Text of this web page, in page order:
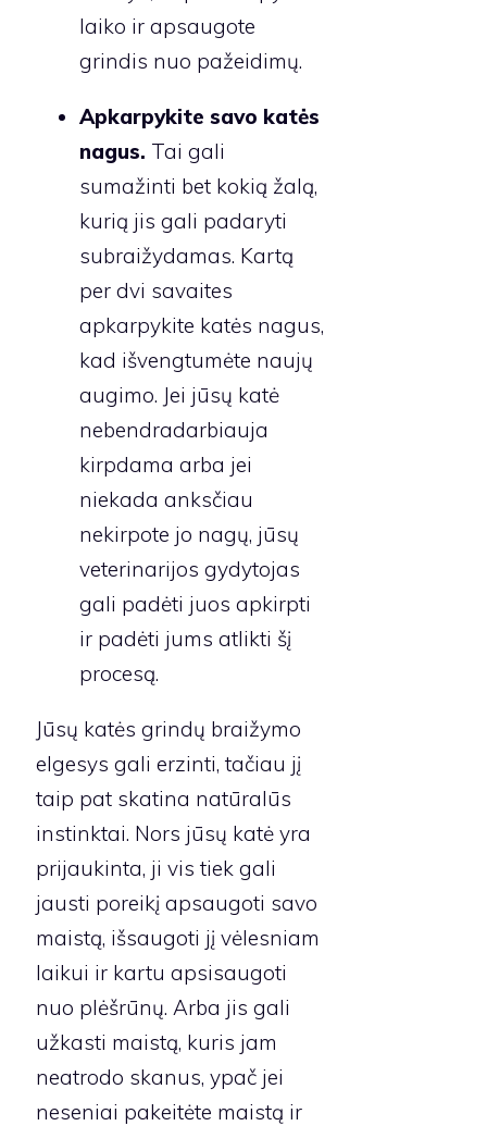
laiko ir apsaugote
grindis nuo pažeidimų.
Apkarpykite savo katės
nagus. Tai gali
sumažinti bet kokią žalą,
kurią jis gali padaryti
subraižydamas. Kartą
per dvi savaites
apkarpykite katės nagus,
kad išvengtumėte naujų
augimo. Jei jūsų katė
nebendradarbiauja
kirpdama arba jei
niekada anksčiau
nekirpote jo nagų, jūsų
veterinarijos gydytojas
gali padėti juos apkirpti
ir padėti jums atlikti šį
procesą.
Jūsų katės grindų braižymo
elgesys gali erzinti, tačiau jį
taip pat skatina natūralūs
instinktai. Nors jūsų katė yra
prijaukinta, ji vis tiek gali
jausti poreikį apsaugoti savo
maistą, išsaugoti jį vėlesniam
laikui ir kartu apsisaugoti
nuo plėšrūnų. Arba jis gali
užkasti maistą, kuris jam
neatrodo skanus, ypač jei
neseniai pakeitėte maistą ir